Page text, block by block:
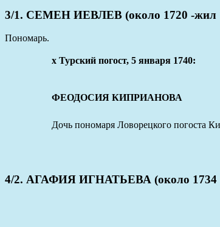
3/1. СЕМЕН ИЕВЛЕВ (около 1720 -жил
Пономарь.
x Турский погост, 5 января 1740:
ФЕОДОСИЯ КИПРИАНОВА
Дочь пономаря Ловорецкого погоста
4/2. АГАФИЯ ИГНАТЬЕВА (около 1734